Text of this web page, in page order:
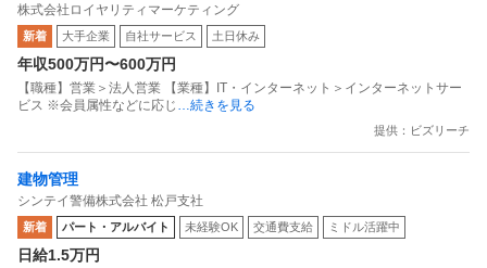
内最大級の共通ポイントサービスを展開／無駄のない消費社会を
目指すデータマーケティングカンパニー」
株式会社ロイヤリティマーケティング
新着 大手企業 自社サービス 土日休み
年収500万円〜600万円
【職種】営業＞法人営業 【業種】IT・インターネット＞インターネットサー
ビス ※会員属性などに応じ
…続きを見る
提供：ビズリーチ
建物管理
シンテイ警備株式会社 松戸支社
新着 パート・アルバイト 未経験OK 交通費支給 ミドル活躍中
日給1.5万円